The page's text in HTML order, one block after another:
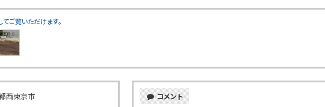
ご覧いただけます。
西東京市
コメント